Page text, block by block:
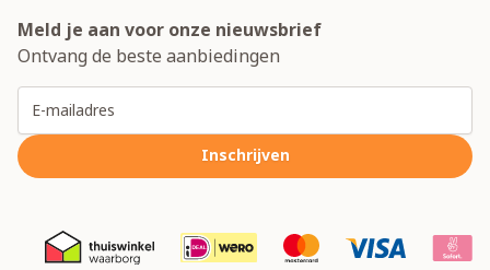
Meld je aan voor onze nieuwsbrief
Ontvang de beste aanbiedingen
Inschrijven